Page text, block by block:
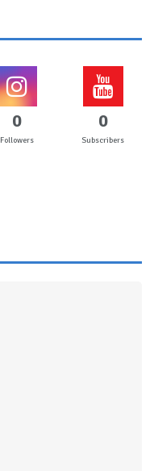
0
Followers
0
Subscribers